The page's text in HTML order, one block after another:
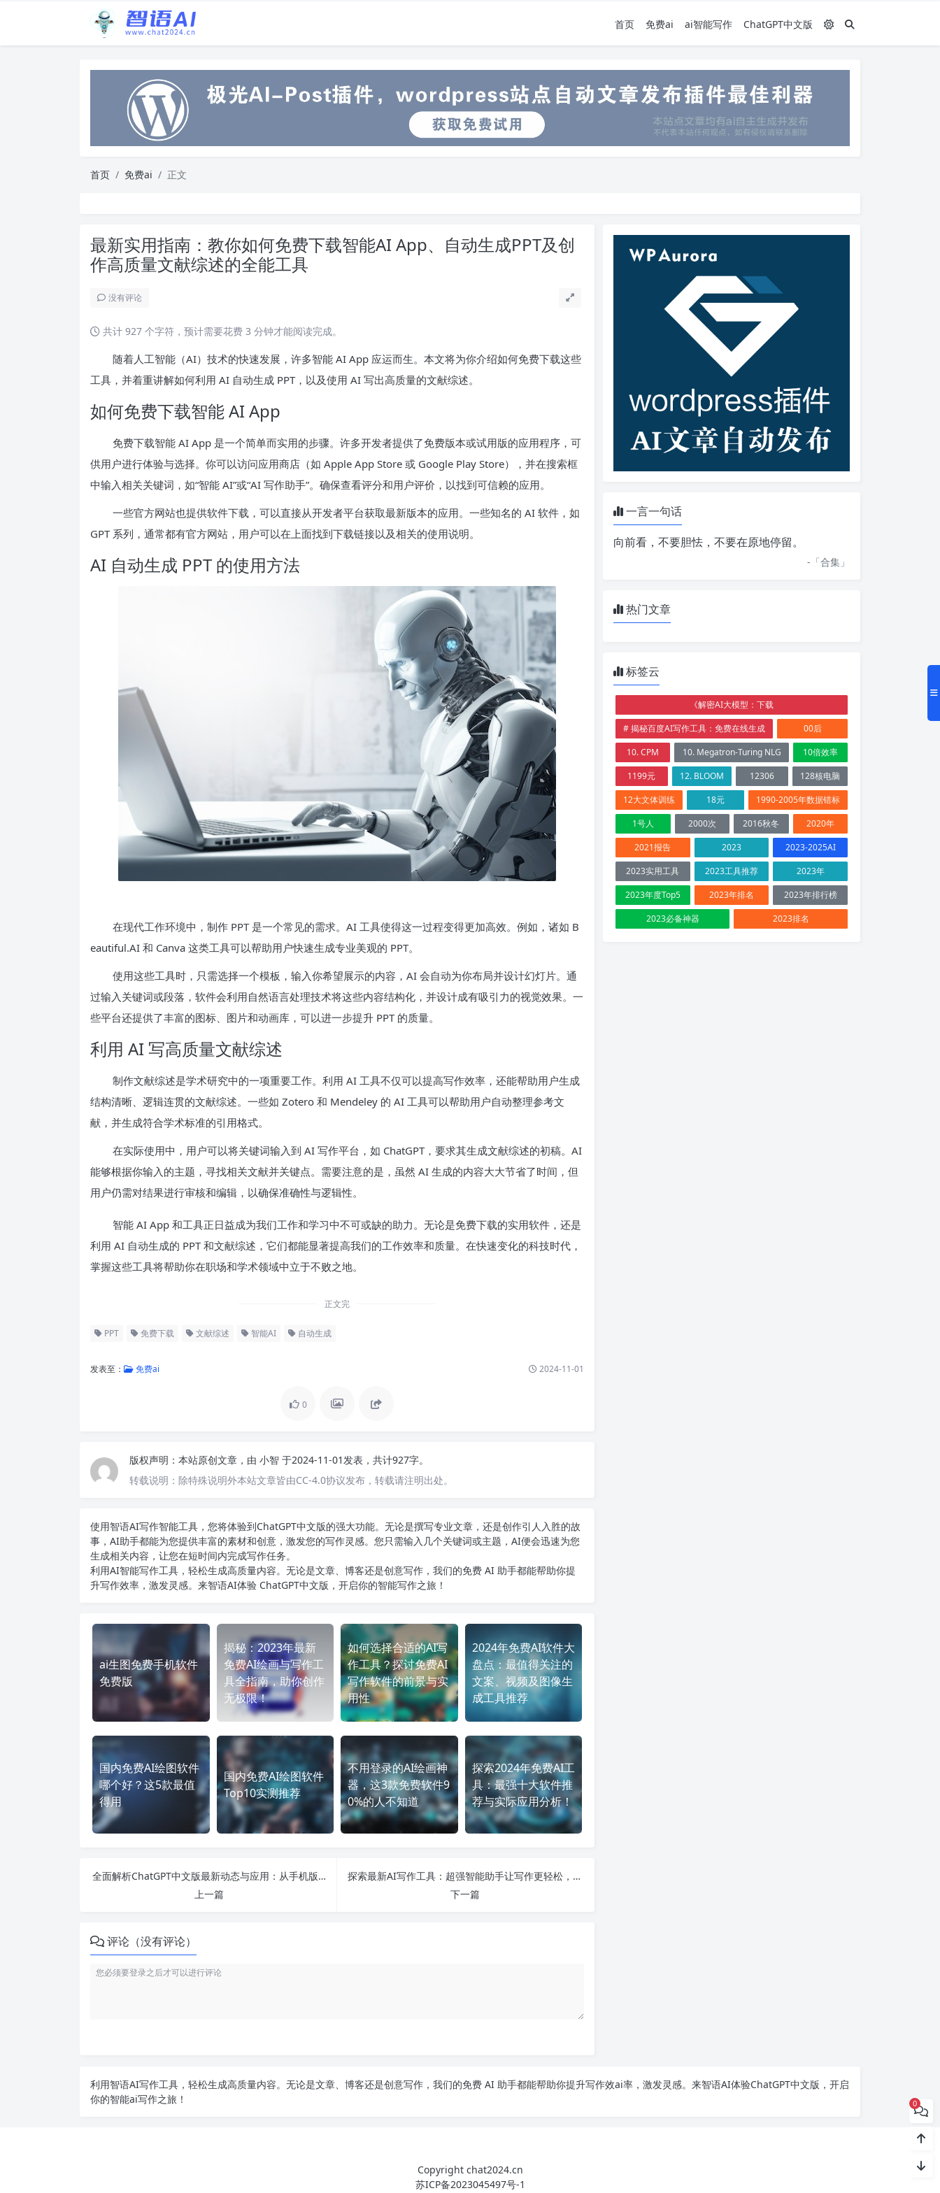
首页 免费ai ai智能写作 ChatGPT中文版
首页 免费ai 正文
最新实用指南：教你如何免费下载智能AI App、自动生成PPT及创
作高质量文献综述的全能工具
没有评论
共计 927 个字符，预计需要花费 3 分钟才能阅读完成。
随着人工智能（AI）技术的快速发展，许多智能 AI App 应运而生。本文将为你介绍如何免费下载这些
工具，并着重讲解如何利用 AI 自动生成 PPT，以及使用 AI 写出高质量的文献综述。
如何免费下载智能 AI App
免费下载智能 AI App 是一个简单而实用的步骤。许多开发者提供了免费版本或试用版的应用程序，可
供用户进行体验与选择。你可以访问应用商店（如 Apple App Store 或 Google Play Store），并在搜索框
中输入相关关键词，如“智能 AI”或“AI 写作助手”。确保查看评分和用户评价，以找到可信赖的应用。
一些官方网站也提供软件下载，可以直接从开发者平台获取最新版本的应用。一些知名的 AI 软件，如
GPT 系列，通常都有官方网站，用户可以在上面找到下载链接以及相关的使用说明。
AI 自动生成 PPT 的使用方法
在现代工作环境中，制作 PPT 是一个常见的需求。AI 工具使得这一过程变得更加高效。例如，诸如 B
eautiful.AI 和 Canva 这类工具可以帮助用户快速生成专业美观的 PPT。
使用这些工具时，只需选择一个模板，输入你希望展示的内容，AI 会自动为你布局并设计幻灯片。通
过输入关键词或段落，软件会利用自然语言处理技术将这些内容结构化，并设计成有吸引力的视觉效果。一
些平台还提供了丰富的图标、图片和动画库，可以进一步提升 PPT 的质量。
利用 AI 写高质量文献综述
制作文献综述是学术研究中的一项重要工作。利用 AI 工具不仅可以提高写作效率，还能帮助用户生成
结构清晰、逻辑连贯的文献综述。一些如 Zotero 和 Mendeley 的 AI 工具可以帮助用户自动整理参考文
献，并生成符合学术标准的引用格式。
在实际使用中，用户可以将关键词输入到 AI 写作平台，如 ChatGPT，要求其生成文献综述的初稿。AI
能够根据你输入的主题，寻找相关文献并关键点。需要注意的是，虽然 AI 生成的内容大大节省了时间，但
用户仍需对结果进行审核和编辑，以确保准确性与逻辑性。
智能 AI App 和工具正日益成为我们工作和学习中不可或缺的助力。无论是免费下载的实用软件，还是
利用 AI 自动生成的 PPT 和文献综述，它们都能显著提高我们的工作效率和质量。在快速变化的科技时代，
掌握这些工具将帮助你在职场和学术领域中立于不败之地。
正文完
PPT 免费下载 文献综述 智能AI 自动生成
发表至： 免费ai 2024-11-01
0
版权声明： 本站原创文章，由 小智 于2024-11-01发表，共计927字。
转载说明： 除特殊说明外本站文章皆由CC-4.0协议发布，转载请注明出处。
使用智语AI写作智能工具，您将体验到ChatGPT中文版的强大功能。无论是撰写专业文章，还是创作引人入胜的故
事，AI助手都能为您提供丰富的素材和创意，激发您的写作灵感。您只需输入几个关键词或主题，AI便会迅速为您
生成相关内容，让您在短时间内完成写作任务。
利用AI智能写作工具，轻松生成高质量内容。无论是文章、博客还是创意写作，我们的免费 AI 助手都能帮助你提
升写作效率，激发灵感。来智语AI体验 ChatGPT中文版 ，开启你的智能写作之旅！
ai生图免费手机软件
免费版
揭秘：2023年最新
免费AI绘画与写作工
具全指南，助你创作
无极限！
如何选择合适的AI写
作工具？探讨免费AI
写作软件的前景与实
用性
2024年免费AI软件大
盘点：最值得关注的
文案、视频及图像生
成工具推荐
国内免费AI绘图软件
哪个好？这5款最值
得用
国内免费AI绘图软件
Top10实测推荐
不用登录的AI绘画神
器，这3款免费软件9
0%的人不知道
探索2024年免费AI工
具：最强十大软件推
荐与实际应用分析！
全面解析ChatGPT中文版最新动态与应用：从手机版设置到学术版官网，一站式获取所有信息
上一篇
探索最新AI写作工具：超强智能助手让写作更轻松，无需登录即可免费使用，赶快体验吧！
下一篇
评论（没有评论）
一言一句话
向前看，不要胆怯，不要在原地停留。
-「合集 」
热门文章
标签云
《解密AI大模型：下载
# 揭秘百度AI写作工具：免费在线生成
00后
10. CPM
10. Megatron-Turing NLG
10倍效率
1199元
12. BLOOM 12306
128核电脑
12大文体训练
18元
1990-2005年数据错标
1号人
2000次 2016秋冬
2020年
2021报告
2023
2023-2025AI
2023实用工具
2023工具推荐
2023年
2023年度Top5
2023年排名
2023年排行榜
2023必备神器
2023排名
利用智语AI写作工具，轻松生成高质量内容。无论是文章、博客还是创意写作，我们的免费 AI 助手都能帮助你提升写作效ai率，激发灵感。来智语AI体验ChatGPT中文版 ，开启
你的智能ai写作之旅！
0
Copyright chat2024.cn
苏ICP备2023045497号-1